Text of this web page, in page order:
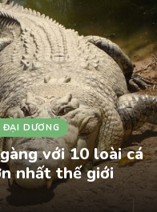
DƯƠNG
với 10 loài cá
nhất thế giới